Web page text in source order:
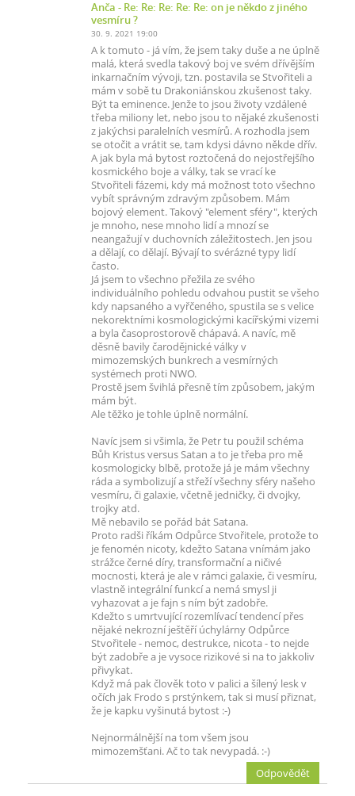
Anča - Re: Re: Re: Re: Re: on je někdo z jiného
vesmíru ?
30. 9. 2021 19:00
A k tomuto - já vím, že jsem taky duše a ne úplně
malá, která svedla takový boj ve svém dřívějším
inkarnačním vývoji, tzn. postavila se Stvořiteli a
mám v sobě tu Drakoniánskou zkušenost taky.
Být ta eminence. Jenže to jsou životy vzdálené
třeba miliony let, nebo jsou to nějaké zkušenosti
z jakýchsi paralelních vesmírů. A rozhodla jsem
se otočit a vrátit se, tam kdysi dávno někde dřív.
A jak byla má bytost roztočená do nejostřejšího
kosmického boje a války, tak se vrací ke
Stvořiteli fázemi, kdy má možnost toto všechno
vybít správným zdravým způsobem. Mám
bojový element. Takový "element sféry", kterých
je mnoho, nese mnoho lidí a mnozí se
neangažují v duchovních záležitostech. Jen jsou
a dělají, co dělají. Bývají to svérázné typy lidí
často.
Já jsem to všechno přežila ze svého
individuálního pohledu odvahou pustit se všeho
kdy napsaného a vyřčeného, spustila se s velice
nekorektními kosmologickými kacířskými vizemi
a byla časoprostorově chápavá. A navíc, mě
děsně bavily čarodějnické války v
mimozemských bunkrech a vesmírných
systémech proti NWO.
Prostě jsem švihlá přesně tím způsobem, jakým
mám být.
Ale těžko je tohle úplně normální.
Navíc jsem si všimla, že Petr tu použil schéma
Bůh Kristus versus Satan a to je třeba pro mě
kosmologicky blbě, protože já je mám všechny
ráda a symbolizují a střeží všechny sféry našeho
vesmíru, či galaxie, včetně jedničky, či dvojky,
trojky atd.
Mě nebavilo se pořád bát Satana.
Proto radši říkám Odpůrce Stvořitele, protože to
je fenomén nicoty, kdežto Satana vnímám jako
strážce černé díry, transformační a ničivé
mocnosti, která je ale v rámci galaxie, či vesmíru,
vlastně integrální funkcí a nemá smysl ji
vyhazovat a je fajn s ním být zadobře.
Kdežto s umrtvující rozemlívací tendencí přes
nějaké nekrozní ještěří úchylárny Odpůrce
Stvořitele - nemoc, destrukce, nicota - to nejde
být zadobře a je vysoce rizikové si na to jakkoliv
přivykat.
Když má pak člověk toto v palici a šílený lesk v
očích jak Frodo s prstýnkem, tak si musí přiznat,
že je kapku vyšinutá bytost :-)
Nejnormálnější na tom všem jsou
mimozemšťani. Ač to tak nevypadá. :-)
Odpovědět